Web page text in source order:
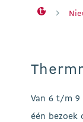
Van 6 t/m 9
één